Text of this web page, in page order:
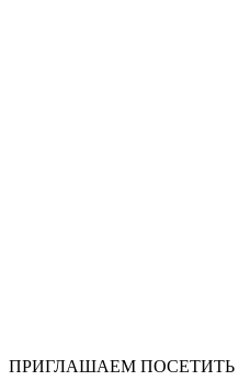
ПРИГЛАШАЕМ ПОСЕТИТЬ